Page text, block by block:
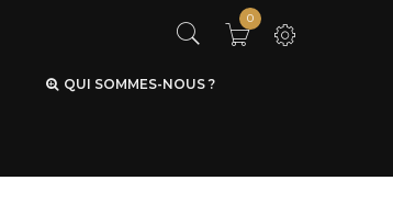
0
QUI SOMMES-NOUS ?